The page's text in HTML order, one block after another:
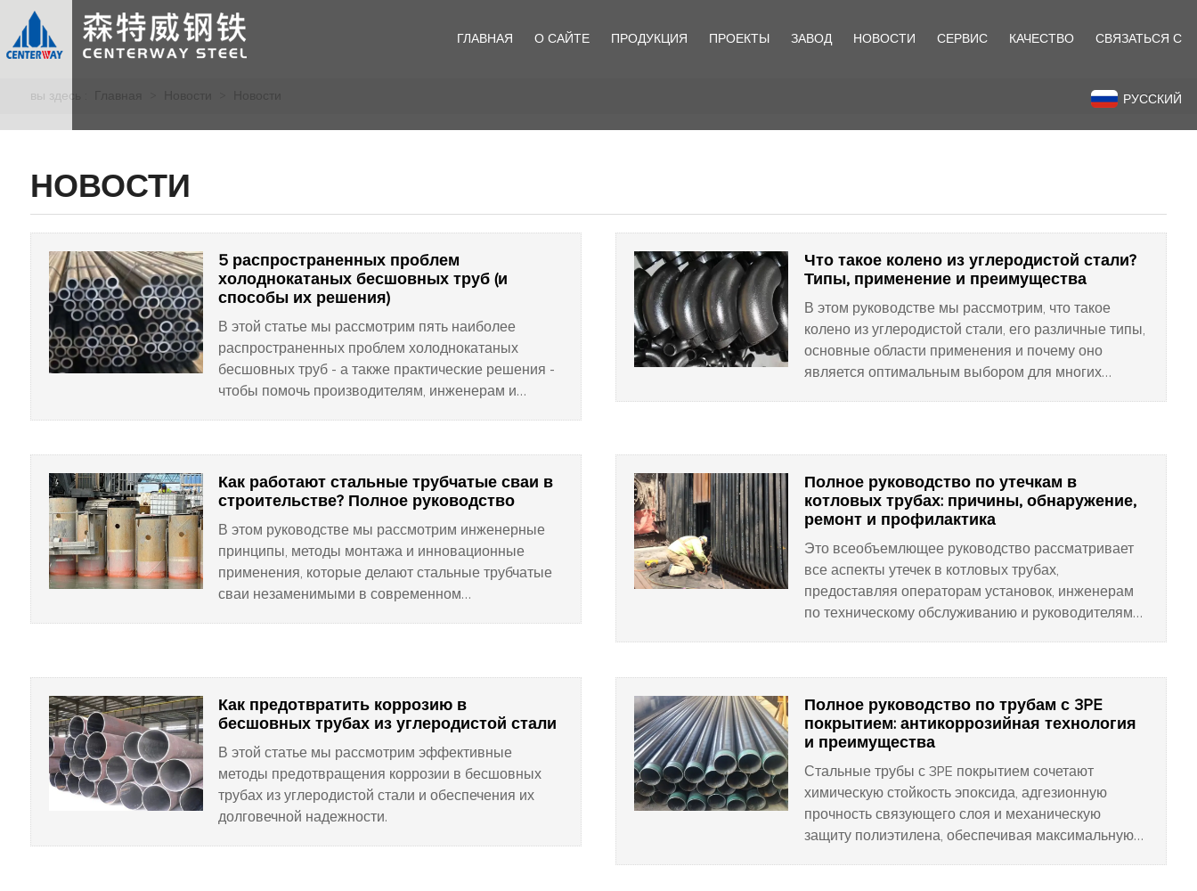
ГЛАВНАЯ О САЙТЕ ПРОДУКЦИЯ ПРОЕКТЫ ЗАВОД НОВОСТИ СЕРВИС КАЧЕСТВО СВЯЗАТЬСЯ С
РУССКИЙ
назад
вы здесь :
НОВОСТИ
5 распространенных проблем
холоднокатаных бесшовных труб (и
способы их решения)
В этой статье мы рассмотрим пять наиболее
распространенных проблем холоднокатаных
бесшовных труб - а также практические решения -
чтобы помочь производителям, инженерам и
Что такое колено из углеродистой стали?
Типы, применение и преимущества
В этом руководстве мы рассмотрим, что такое
колено из углеродистой стали, его различные типы,
основные области применения и почему оно
является оптимальным выбором для многих
Как работают стальные трубчатые сваи в
строительстве? Полное руководство
В этом руководстве мы рассмотрим инженерные
принципы, методы монтажа и инновационные
применения, которые делают стальные трубчатые
сваи незаменимыми в современном
Полное руководство по утечкам в
котловых трубах: причины, обнаружение,
ремонт и профилактика
Это всеобъемлющее руководство рассматривает
все аспекты утечек в котловых трубах,
предоставляя операторам установок, инженерам
по техническому обслуживанию и руководителям
проблемы.
Как предотвратить коррозию в
бесшовных трубах из углеродистой стали
В этой статье мы рассмотрим эффективные
методы предотвращения коррозии в бесшовных
трубах из углеродистой стали и обеспечения их
долговечной надежности.
Полное руководство по трубам с 3PE
покрытием: антикоррозийная технология
и преимущества
Стальные трубы с 3PE покрытием сочетают
химическую стойкость эпоксида, адгезионную
прочность связующего слоя и механическую
защиту полиэтилена, обеспечивая максимальную